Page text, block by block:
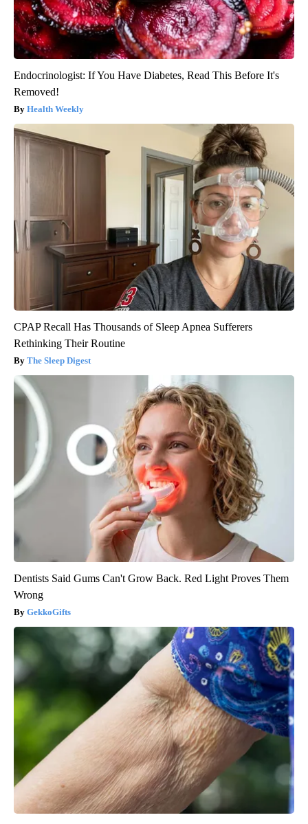
Endocrinologist: If You Have Diabetes, Read This Before It's
Removed!
Health Weekly
CPAP Recall Has Thousands of Sleep Apnea Sufferers
Rethinking Their Routine
The Sleep Digest
Dentists Said Gums Can't Grow Back. Red Light Proves Them
Wrong
GekkoGifts